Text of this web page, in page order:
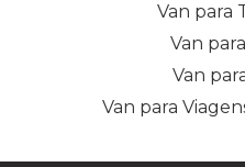
Van para
Van
Van
Van para